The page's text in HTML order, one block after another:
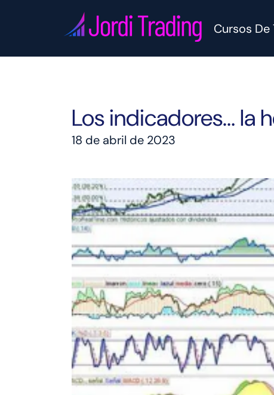
Cursos
Los indicadores… la
18 de abril de 2023